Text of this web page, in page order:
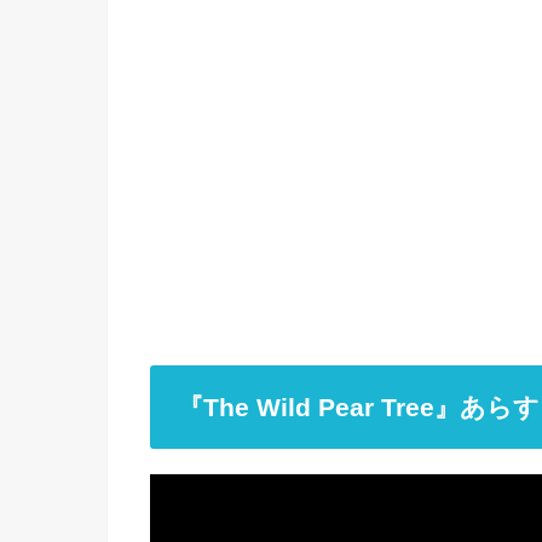
『The Wild Pear Tree』あら